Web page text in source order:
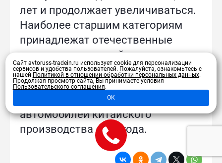
лет и продолжает увеличиваться.
Наиболее старшим категориям
принадлежат отечественные
машины со средней
эксплуатацией 18,7 лет. В то же
время, наименьший средний
возраст наблюдается у
автомобилей китайского
производства – 4,9 года.
Сайт avtoruss-tradein.ru использует cookie для персонализации
сервисов и удобства пользователей. Пожалуйста, ознакомьтесь с
нашей Политикой в отношении обработки персональных данных.
Продолжая просмотр сайта, Вы принимаете условия
Пользовательского соглашения.
ОК